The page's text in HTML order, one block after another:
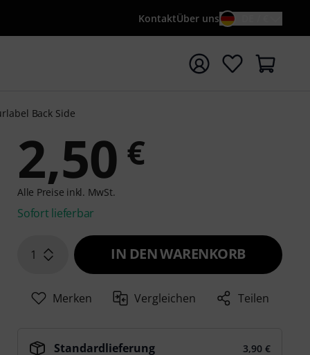
KontaktÜber uns
mit Suchwort {searchTerm} starten
Back Side
2,50 €
Alle Preise inkl. MwSt.
Sofort lieferbar
1 IN DEN WARENKORB
Merken Vergleichen Teilen
Standardlieferung
3,90 €